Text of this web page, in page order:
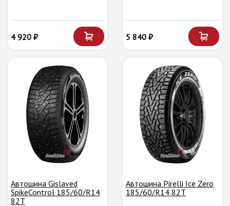
4 920 ₽ 5 840 ₽
Автошина Gislaved
SpikeControl 185/60/R14
82T
Автошина Pirelli Ice Zero
185/60/R14 82T